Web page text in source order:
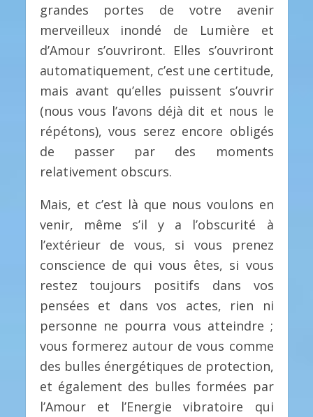
grandes portes de votre avenir
merveilleux inondé de Lumière et
d’Amour s’ouvriront. Elles s’ouvriront
automatiquement, c’est une certitude,
mais avant qu’elles puissent s’ouvrir
(nous vous l’avons déjà dit et nous le
répétons), vous serez encore obligés
de passer par des moments
relativement obscurs.
Mais, et c’est là que nous voulons en
venir, même s’il y a l’obscurité à
l’extérieur de vous, si vous prenez
conscience de qui vous êtes, si vous
restez toujours positifs dans vos
pensées et dans vos actes, rien ni
personne ne pourra vous atteindre ;
vous formerez autour de vous comme
des bulles énergétiques de protection,
et également des bulles formées par
l’Amour et l’Energie vibratoire qui